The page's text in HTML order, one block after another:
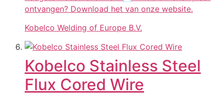
ontvangen? Download het van onze website.
Kobelco Welding of Europe B.V.
Kobelco Stainless Steel
Flux Cored Wire